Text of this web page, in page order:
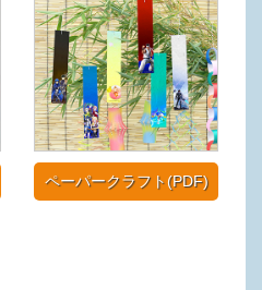
ペーパークラフト(PDF)